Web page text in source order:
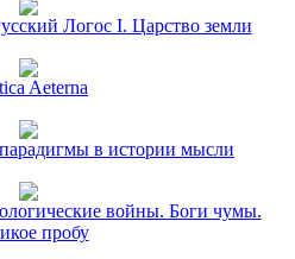
Логос I. Царство земли
Aeterna
в истории мысли
войны. Боги чумы.
пробу